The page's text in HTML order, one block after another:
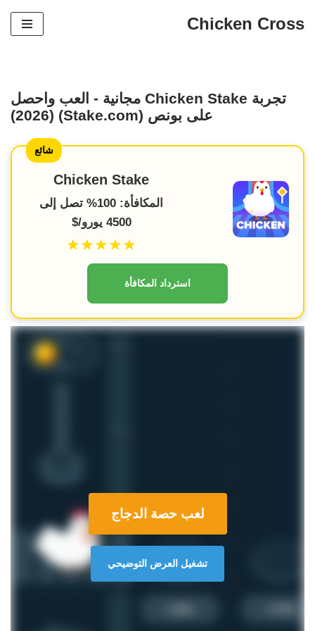
Chicken Cross
تجربة Chicken Stake مجانية - العب واحصل
على بونص (Stake.com) (2026)
شائع
Chicken Stake
المكافأة: 100% تصل إلى
4500 يورو/$
★★★★★
استرداد المكافأة
لعب حصة الدجاج
تشغيل العرض التوضيحي